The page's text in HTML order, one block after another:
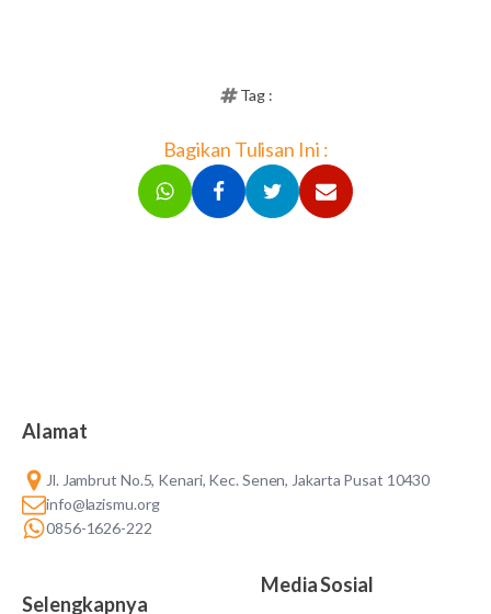
Tag :
Bagikan Tulisan Ini :
Alamat
Jl. Jambrut No.5, Kenari, Kec. Senen, Jakarta Pusat 10430
info@lazismu.org
0856-1626-222
Selengkapnya
Media Sosial